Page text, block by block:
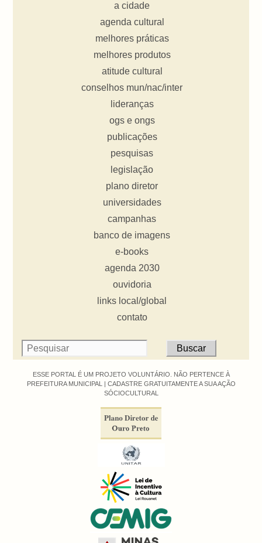
a cidade
agenda cultural
melhores práticas
melhores produtos
atitude cultural
conselhos mun/nac/inter
lideranças
ogs e ongs
publicações
pesquisas
legislação
plano diretor
universidades
campanhas
banco de imagens
e-books
agenda 2030
ouvidoria
links local/global
contato
ESSE PORTAL É UM PROJETO VOLUNTÁRIO. NÃO PERTENCE À
PREFEITURA MUNICIPAL | CADASTRE GRATUITAMENTE A SUA AÇÃO
SÓCIOCULTURAL